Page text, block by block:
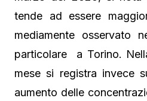
tende ad essere
mediamente osservato
particolare a Torino.
mese si registra invece
aumento delle